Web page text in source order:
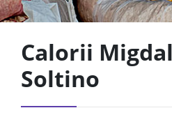
Calorii
Soltino